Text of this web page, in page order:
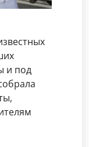
и под